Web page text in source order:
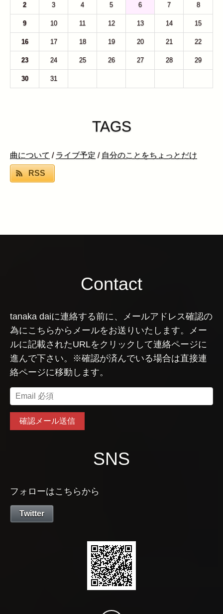
2 3 4 5 6 7 8
9 10 11 12 13 14 15
16 17 18 19 20 21 22
23 24 25 26 27 28 29
30 31
TAGS
曲について / ライブ予定 / 自分のことをちょっとだけ
RSS
Contact
tanaka daiに連絡する前に、メールアドレス確認の
為にこちらからメールをお送りいたします。メー
ルに記載されたURLをクリックして連絡ページに
進んで下さい。※確認が済んでいる場合は直接連
絡ページに移動します。
SNS
フォローはこちらから
Twitter